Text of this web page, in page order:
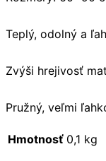
Teplý, odolný a
Zvýši hrejivosť
Pružný, veľmi
Hmotnosť 0,1 kg